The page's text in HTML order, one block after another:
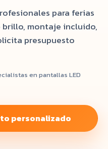
para ferias
brillo, montaje incluido,
presupuesto
en pantallas LED
personalizado